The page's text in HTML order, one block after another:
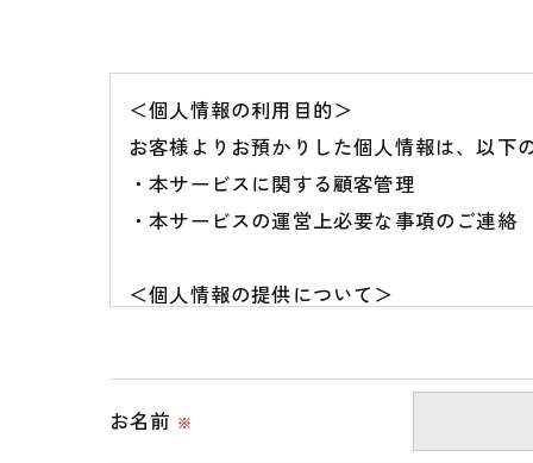
＜個人情報の利用目的＞
お客様よりお預かりした個人情報は、以下
・本サービスに関する顧客管理
・本サービスの運営上必要な事項のご連絡
＜個人情報の提供について＞
お名前 ※